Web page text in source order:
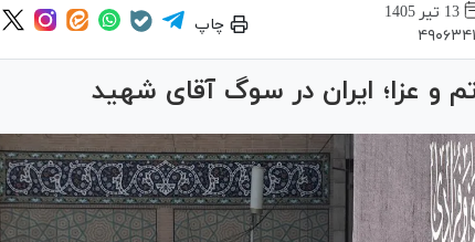
13 تير 1405
۴۹۰۶۳۴۱
چاپ
و عزا؛ ایران در سوگ آقای شهید